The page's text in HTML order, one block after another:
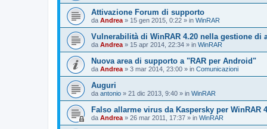
Attivazione Forum di supporto
da Andrea » 15 gen 2015, 0:22 » in WinRAR
Vulnerabilità di WinRAR 4.20 nella gestione di
da Andrea » 15 apr 2014, 22:34 » in WinRAR
Nuova area di supporto a "RAR per Android"
da Andrea » 3 mar 2014, 23:00 » in Comunicazioni
Auguri
da antonio » 21 dic 2013, 9:40 » in WinRAR
Falso allarme virus da Kaspersky per WinRAR
da Andrea » 26 mar 2011, 17:37 » in WinRAR